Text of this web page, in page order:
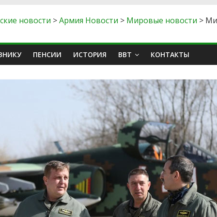
новости >Армия Новости > Мировые новости >
ПЕНСИИ ИСТОРИЯ ВВТ КОНТАКТЫ
Помдеж
Польша начала
машины минирования
Baobab-K: до 600
противотанковых мин
один раз
04.08.2026 Креатор Литсов